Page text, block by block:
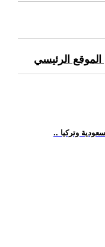
الرئيسي
وتركيا